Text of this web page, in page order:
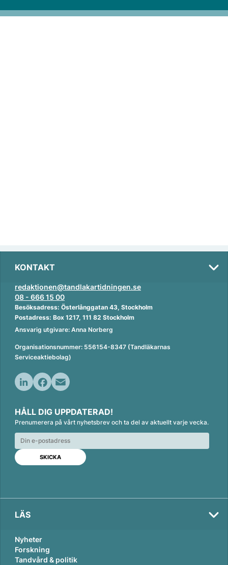
KONTAKT
redaktionen@tandlakartidningen.se
08 - 666 15 00
Besöksadress: Österlånggatan 43, Stockholm
Postadress: Box 1217, 111 82 Stockholm
Ansvarig utgivare: Anna Norberg
Organisationsnummer: 556154-8347 (Tandläkarnas
Serviceaktiebolag)
n
k
e
d
n
c
e
b
o
o
k
a
i
l
HÅLL DIG UPPDATERAD!
Prenumerera på vårt nyhetsbrev och ta del av aktuellt varje vecka.
LÄS
Nyheter
Forskning
Tandvård & politik